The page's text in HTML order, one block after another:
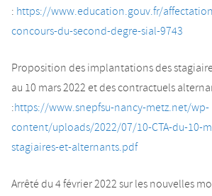
: https://www.education.gouv.fr/
concours-du-second-degre-sial-9743
Proposition des implantations des
au 10 mars 2022 et des contractuels
:https://www.snepfsu-nancy-metz.net/wp-
content/uploads/2022/07/10-CTA-du-10-
stagiaires-et-alternants.pdf
Arrêté du 4 février 2022 sur les nouvelles